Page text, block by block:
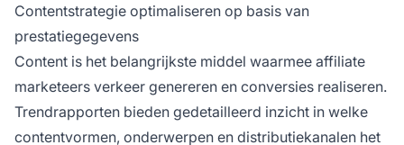
Contentstrategie optimaliseren op basis van
prestatiegegevens
Content is het belangrijkste middel waarmee affiliate
marketeers verkeer genereren en conversies realiseren.
Trendrapporten bieden gedetailleerd inzicht in welke
contentvormen, onderwerpen en distributiekanalen het